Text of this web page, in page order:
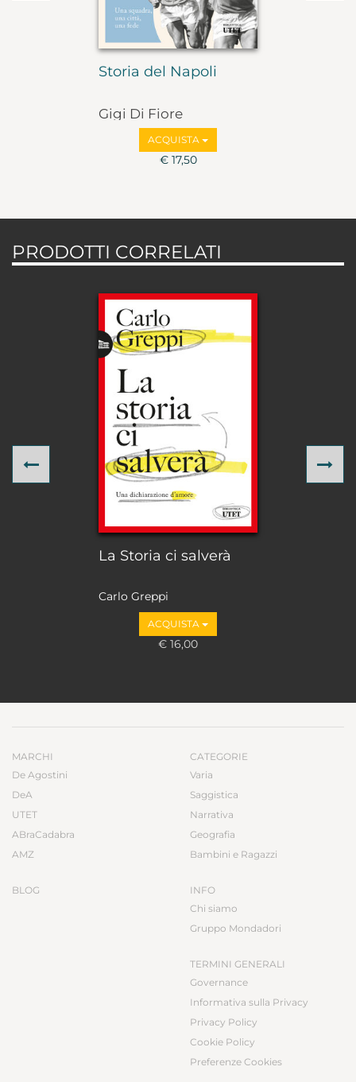
Storia del Napoli
Gigi Di Fiore
ACQUISTA
€ 17,50
PRODOTTI CORRELATI
La Storia ci salverà
Carlo Greppi
ACQUISTA
€ 16,00
Previous
MARCHI
De Agostini
DeA
UTET
ABraCadabra
AMZ
BLOG
CATEGORIE
Varia
Saggistica
Narrativa
Geografia
Bambini e Ragazzi
INFO
Chi siamo
Gruppo Mondadori
TERMINI GENERALI
Governance
Informativa sulla Privacy
Privacy Policy
Cookie Policy
Preferenze Cookies